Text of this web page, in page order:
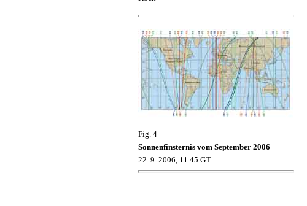
Fig. 4
Sonnenfinsternis vom September 2006
22. 9. 2006, 11.45 GT